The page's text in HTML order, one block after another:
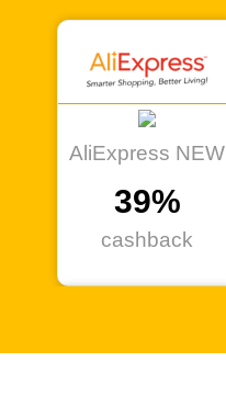
AliExpress NEW
39%
cashback